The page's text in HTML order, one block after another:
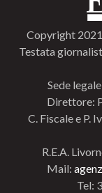
Copyright
Testata
Sede
Direttore:
C. Fiscale e P.
R.E.A.
Mail:
Tel: